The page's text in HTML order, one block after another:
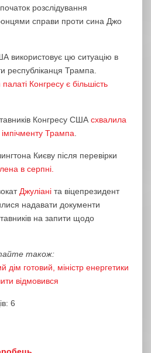
розслідування
справи проти сина Джо
використовує цю ситуацію в
республіканця Трампа.
Конгресу є більшість
Конгресу СШАсхвалила
Трампа.
Києву після перевірки
в серпні.
Джуліані та віцепрезидент
надавати документи
на запити щодо
також:
дім готовий, міністр енергетики
відмовився
6